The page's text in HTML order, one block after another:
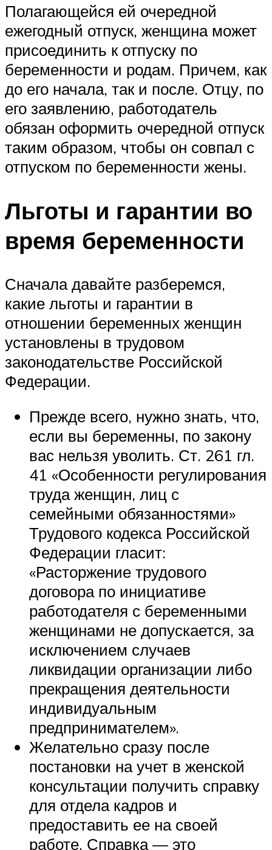
Полагающейся ей очередной
ежегодный отпуск, женщина может
присоединить к отпуску по
беременности и родам. Причем, как
до его начала, так и после. Отцу, по
его заявлению, работодатель
обязан оформить очередной отпуск
таким образом, чтобы он совпал с
отпуском по беременности жены.
Льготы и гарантии во
время беременности
Сначала давайте разберемся,
какие льготы и гарантии в
отношении беременных женщин
установлены в трудовом
законодательстве Российской
Федерации.
Прежде всего, нужно знать, что,
если вы беременны, по закону
вас нельзя уволить. Ст. 261 гл.
41 «Особенности регулирования
труда женщин, лиц с
семейными обязанностями»
Трудового кодекса Российской
Федерации гласит:
«Расторжение трудового
договора по инициативе
работодателя с беременными
женщинами не допускается, за
исключением случаев
ликвидации организации либо
прекращения деятельности
индивидуальным
предпринимателем».
Желательно сразу после
постановки на учет в женской
консультации получить справку
для отдела кадров и
предоставить ее на своей
работе. Справка — это